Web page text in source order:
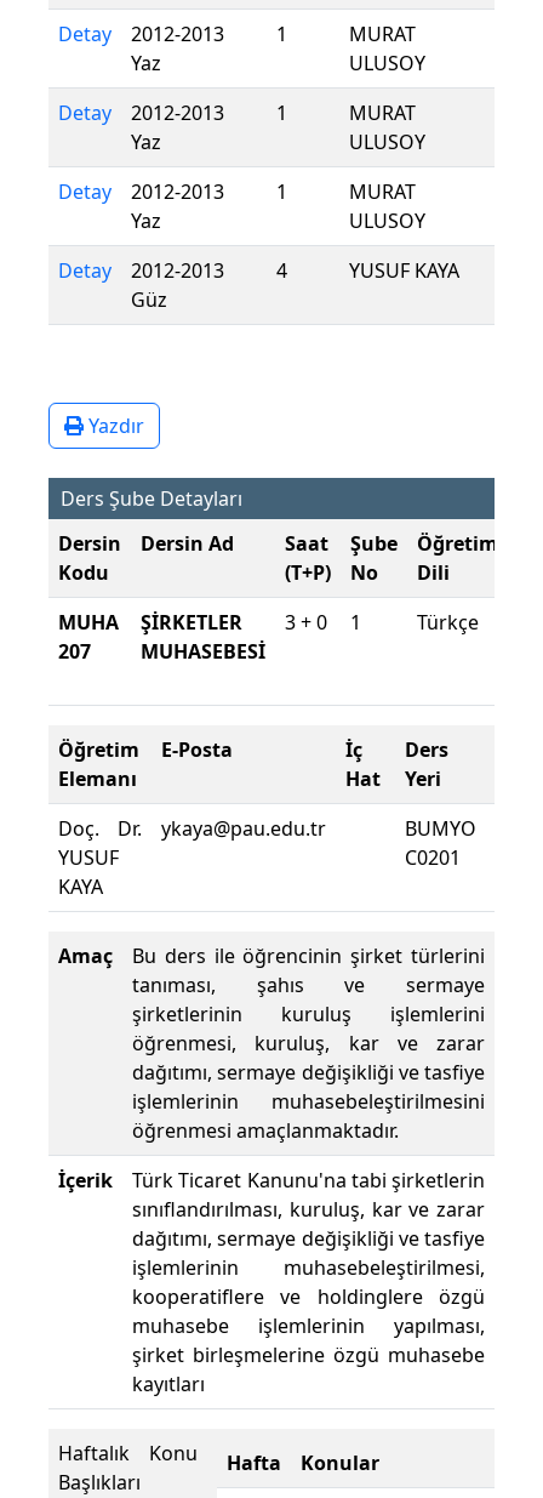
Detay
2012-2013
Yaz
1
MURAT
ULUSOY
Detay
2012-2013
Yaz
1
MURAT
ULUSOY
Detay
2012-2013
Yaz
1
MURAT
ULUSOY
Detay
2012-2013
Güz
4 YUSUF KAYA
Yazdır
Ders Şube Detayları
Dersin
Kodu
Dersin Ad
Saat
(T+P)
Şube
No
Öğretim
Dili
MUHA
207
ŞİRKETLER
MUHASEBESİ
3 + 0 1 Türkçe
Öğretim
Elemanı
E-Posta
İç
Hat
Ders
Yeri
Doç. Dr.
YUSUF
KAYA
ykaya@pau.edu.tr
BUMYO
C0201
Amaç
Bu ders ile öğrencinin şirket türlerini
tanıması, şahıs ve sermaye
şirketlerinin kuruluş işlemlerini
öğrenmesi, kuruluş, kar ve zarar
dağıtımı, sermaye değişikliği ve tasfiye
işlemlerinin muhasebeleştirilmesini
öğrenmesi amaçlanmaktadır.
İçerik
Türk Ticaret Kanunu'na tabi şirketlerin
sınıflandırılması, kuruluş, kar ve zarar
dağıtımı, sermaye değişikliği ve tasfiye
işlemlerinin muhasebeleştirilmesi,
kooperatiflere ve holdinglere özgü
muhasebe işlemlerinin yapılması,
şirket birleşmelerine özgü muhasebe
kayıtları
Haftalık Konu
Başlıkları
Hafta
Konular